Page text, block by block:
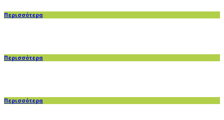
Περισσότερα
Περισσότερα
Περισσότερα